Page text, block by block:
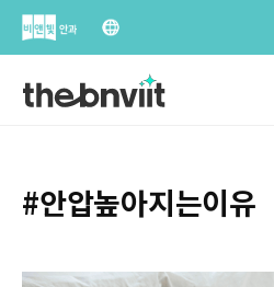
Skip
#안압높아지는이유